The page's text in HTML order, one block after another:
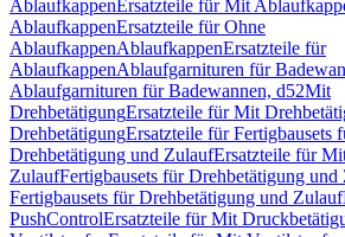
AblaufkappenErsatzteile für Mit
AblaufkappenErsatzteile für Ohne
AblaufkappenAblaufkappenErsatzteile für
AblaufkappenAblaufgarnituren für
Ablaufgarnituren für Badewannen, d52Mit
DrehbetätigungErsatzteile für Mit
DrehbetätigungErsatzteile für Fertigbausets
Drehbetätigung und ZulaufErsatzteile für
ZulaufFertigbausets für Drehbetätigung und
Fertigbausets für Drehbetätigung und Zulauf
PushControlErsatzteile für Mit